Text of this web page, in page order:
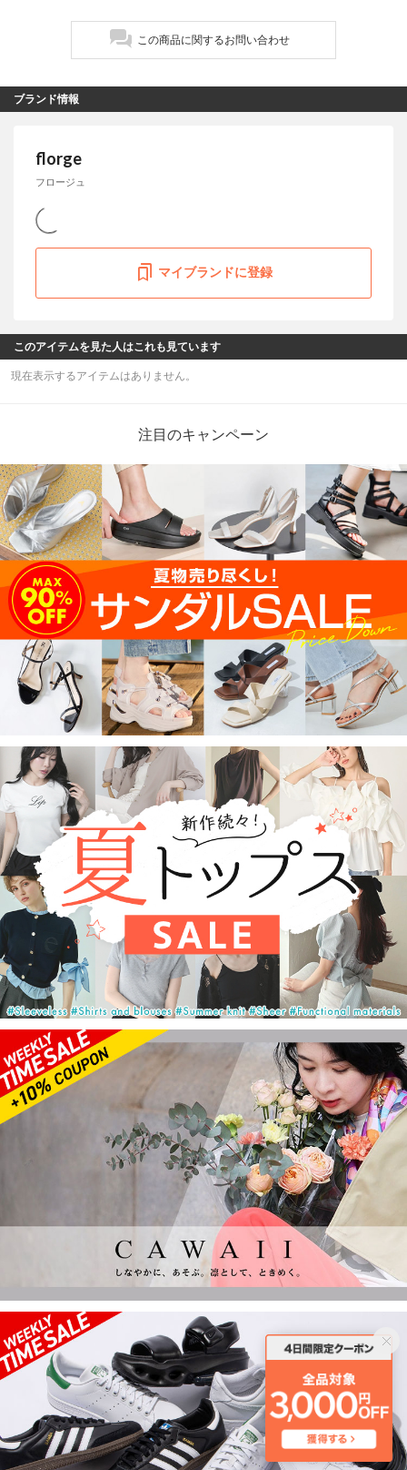
この商品に関するお問い合わせ
ブランド情報
florge
フロージュ
マイブランドに登録
このアイテムを見た人はこれも見ています
現在表示するアイテムはありません。
注目のキャンペーン